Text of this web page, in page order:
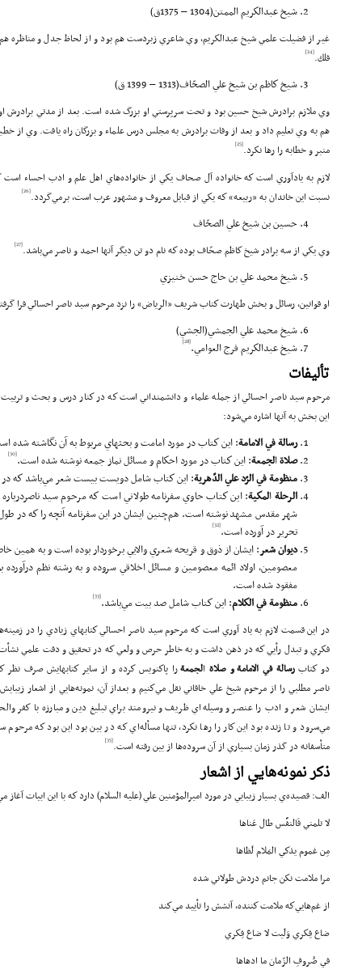
شيخ عبدالكريم الممتن(1304 – 1375ق)
غير از فضيلت علمي شيخ عبدالكريم، وي شاعري زبردست هم بود و از لحاظ جدل و مناظره
فلك.[24]
شيخ كاظم بن شيخ علي الصحّاف(1313 – 1399 ق)
وي ملازم برادرش شيخ حسين بود و تحت سرپرستي او بزرگ شده است. بعد از مدتي برادرش
هم به وي تعليم داد و بعد از وفات برادرش به مجلس درس علماء و بزرگان راه يافت. وي از
منبر و خطابه را رها نكرد.[25]
لازم به يادآوري است كه خانواده آل صحاف يكي از خانواده‌هاي اهل علم و ادب احساء است
نسبت اين خاندان به «ربيعه» كه يكي از قبايل معروف و مشهور عرب است، برمي‌گردد.[26]
حسين بن شيخ علي الصحّاف
وي يكي از سه برادر شيخ كاظم صحّاف بوده كه نام دو تن ديگر آنها احمد و ناصر مي‌باشد.[27]
شيخ محمد علي بن حاج حسن خنيزي
او قوانين، رسائل و بخش طهارت كتاب شريف «الرياض» را نزد مرحوم سيد ناصر احسائي فرا
شيخ محمد علي الجمشي(الجشي)
شيخ عبدالكريم فرج العوامي.[28]
تأليفات
مرحوم سيد ناصر احسائي از جمله علماء و دانشمنداني است كه در كنار درس و بحث و تربيت
اين بخش به آنها اشاره مي‌شود:
رسالةفيالامامة: اين كتاب در مورد امامت و بحثهاي مربوط به آن نگاشته شده
صلاةالجمعة: اين كتاب در مورد احكام و مسائل نماز جمعه نوشته شده است.[30]
منظومةفي الرّد عليالدّهرية: اين كتاب شامل دويست بيست شعر مي‌باشد كه در
الرحلةالمكية: اين كتاب حاوي سفرنامه طولاني است كه مرحوم سيد
شهر مقدس مشهد نوشته است. هم‌چنين ايشان در اين سفرنامه آنچه را كه در
تحرير در آورده است.[32]
ديوان شعر: ايشان از ذوق و قريحه شعري والايي برخوردار بوده است و به همين
معصومين، اولاد ائمه معصومين و مسائل اخلاقي سروده و به رشته نظم درآورده
مفقود شده است.
منظومةفي الكلام: اين كتاب شامل صد بيت مي‌باشد.[33]
در اين قسمت لازم به ياد آوري است كه مرحوم سيد ناصر احسائي كتابهاي زيادي را در
فكري و تبدل رأيي كه در ذهن داشت و به خاطر حرص و ولعي كه در تحقيق و دقت علمي
دو كتابرسالة في الامامةوصلاة الجمعةرا پاكنويس كرده و از ساير كتابهايش صرف نظر
ناصر مطلبي را از مرحوم شيخ علي خاقاني نقل مي‌كنيم و بعداز آن، نمونه‌هايي از اشعار
ايشان شعر و ادب را عنصر و وسيله‌اي ظريف و نيرومند براي تبليغ دين و مبارزه با كفر
مي‌سرود و تا زنده بود اين كار را رها نكرد، تنها مسأله‌اي كه در بين بود اين بود كه
متأسفانه در گذر زمان بسياري از آن سروده‌ها از بين رفته است.[35]
ذكر نمونه‌هايي از اشعار
الف: قصيده‌ي بسيار زيبايي در مورد اميرالمؤمنين علي (علیه السلام) دارد كه با اين ابيات آغاز
لا تلمني فَالنفَّس طال عَناها
مِن غموم يذكي المَلام لَظاها
مرا ملامت نكن جانم دردش طولاني شده
از غم‌هايي‌كه ملامت كننده، آتشش را تأييد مي‌كند
ضاع فِكري وَلَيت لا ضاعَ فِكري
في صُروفِ الزّمان ما ادهاها